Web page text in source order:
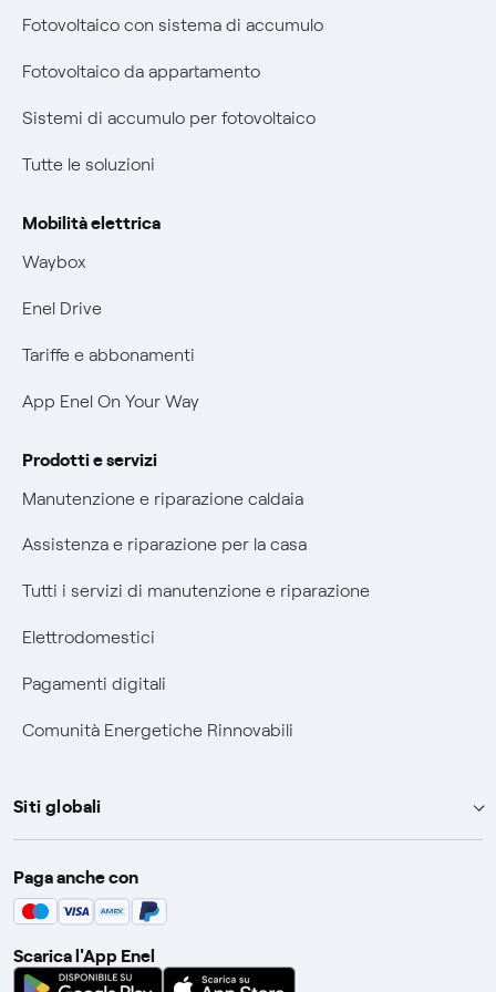
Remit
Certificazioni
Nuove regole europee per la protezione dei dati
Offerte Placet non vulnerabili
Mobilità Elettrica
Phishing e truffe online
Verifica chi ti ha chiamato
Agevolazione utenti con disabilità per offerte Fibra
Fotovoltaico con sistema di accumulo
Fotovoltaico da appartamento
Sistemi di accumulo per fotovoltaico
Tutte le soluzioni
Mobilità elettrica
Waybox
Enel Drive
Tariffe e abbonamenti
App Enel On Your Way
Prodotti e servizi
Manutenzione e riparazione caldaia
Assistenza e riparazione per la casa
Tutti i servizi di manutenzione e riparazione
Elettrodomestici
Pagamenti digitali
Comunità Energetiche Rinnovabili
Siti globali
Enel Group
Enel Green Power
Global Procurement
Paga anche con
Scarica l'App Enel